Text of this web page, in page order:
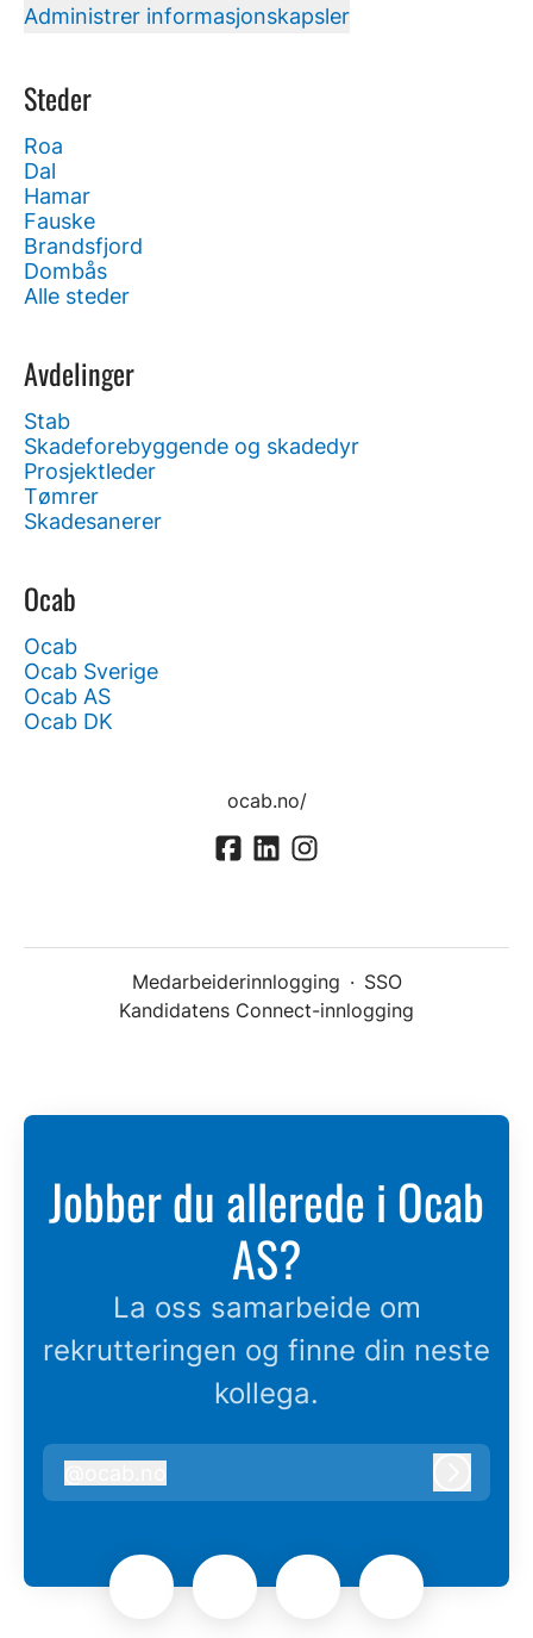
Administrer informasjonskapsler
Steder
Roa
Dal
Hamar
Fauske
Brandsfjord
Dombås
Alle steder
Avdelinger
Stab
Skadeforebyggende og skadedyr
Prosjektleder
Tømrer
Skadesanerer
Ocab
Ocab
Ocab Sverige
Ocab AS
Ocab DK
ocab.no/
Medarbeiderinnlogging · SSO
Kandidatens Connect-innlogging
Jobber du allerede i Ocab
AS?
La oss samarbeide om
rekrutteringen og finne din neste
kollega.
ocab.no